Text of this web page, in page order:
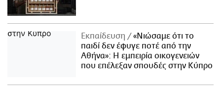
Εκπαίδευση
«Νιώσαμε ότι το
παιδί δεν έφυγε ποτέ από την
Αθήνα»: Η εμπειρία οικογενειών
που επέλεξαν σπουδές στην Κύπρο